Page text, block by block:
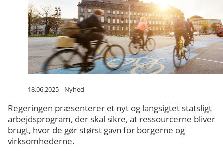
18.06.2025 Nyhed
Regeringen præsenterer et nyt og langsigtet statsligt
arbejdsprogram, der skal sikre, at ressourcerne bliver
brugt, hvor de gør størst gavn for borgerne og
virksomhederne.